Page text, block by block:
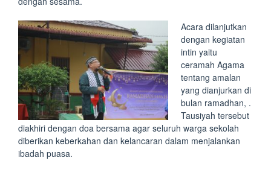
Acara dilanjutkan
dengan kegiatan
intin yaitu
ceramah Agama
tentang amalan
yang dianjurkan di
bulan ramadhan, .
Tausiyah tersebut
diakhiri dengan doa bersama agar seluruh warga sekolah
diberikan keberkahan dan kelancaran dalam menjalankan
ibadah puasa.